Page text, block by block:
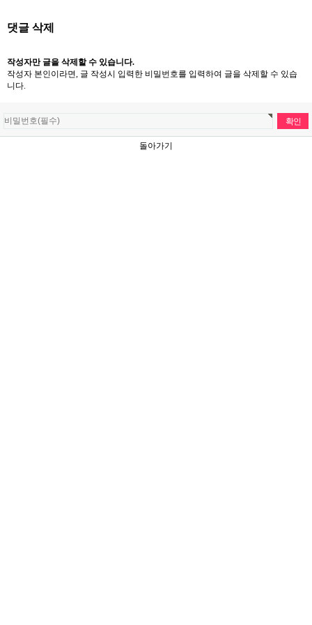
댓글 삭제
작성자만 글을 삭제할 수 있습니다.
작성자 본인이라면, 글 작성시 입력한 비밀번호를 입력하여 글을 삭제할 수 있습
니다.
돌아가기